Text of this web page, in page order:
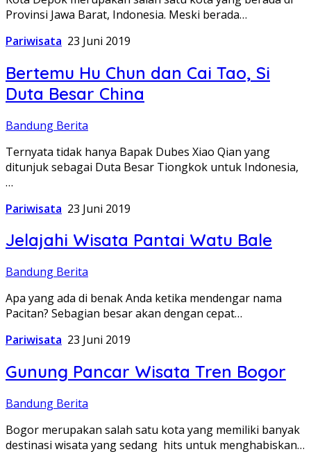
Provinsi Jawa Barat, Indonesia. Meski berada…
Pariwisata 23 Juni 2019
Bertemu Hu Chun dan Cai Tao, Si
Duta Besar China
Bandung Berita
Ternyata tidak hanya Bapak Dubes Xiao Qian yang
ditunjuk sebagai Duta Besar Tiongkok untuk Indonesia,
…
Pariwisata 23 Juni 2019
Jelajahi Wisata Pantai Watu Bale
Bandung Berita
Apa yang ada di benak Anda ketika mendengar nama
Pacitan? Sebagian besar akan dengan cepat…
Pariwisata 23 Juni 2019
Gunung Pancar Wisata Tren Bogor
Bandung Berita
Bogor merupakan salah satu kota yang memiliki banyak
destinasi wisata yang sedang hits untuk menghabiskan…